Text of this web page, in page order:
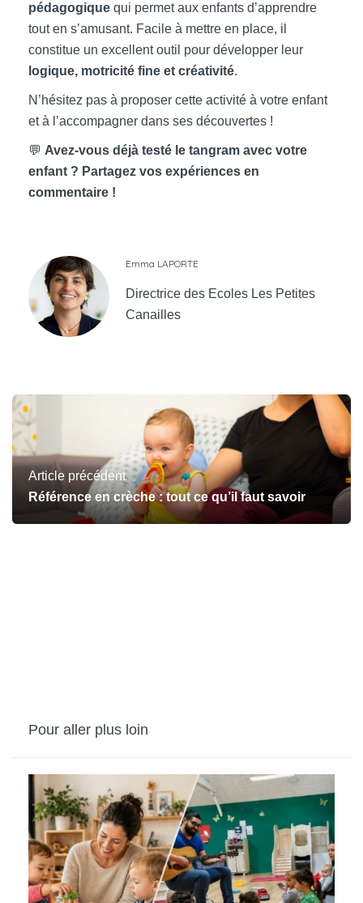
pédagogique qui permet aux enfants d’apprendre
tout en s’amusant. Facile à mettre en place, il
constitue un excellent outil pour développer leur
logique, motricité fine et créativité.
N’hésitez pas à proposer cette activité à votre enfant
et à l’accompagner dans ses découvertes !
💬 Avez-vous déjà testé le tangram avec votre
enfant ? Partagez vos expériences en
commentaire !
Emma LAPORTE
Directrice des Ecoles Les Petites
Canailles
Article précédent
Référence en crèche : tout ce qu’il faut savoir
Pour aller plus loin